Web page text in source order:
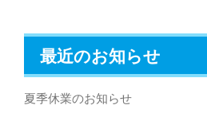
最近のお知らせ
夏季休業のお知らせ